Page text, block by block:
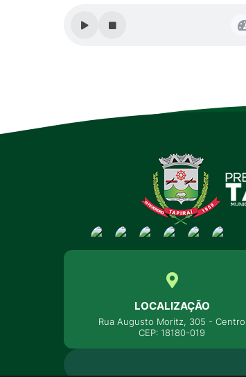
LOCALIZAÇÃO
Rua Augusto Moritz, 305 - Centro
CEP: 18180-019